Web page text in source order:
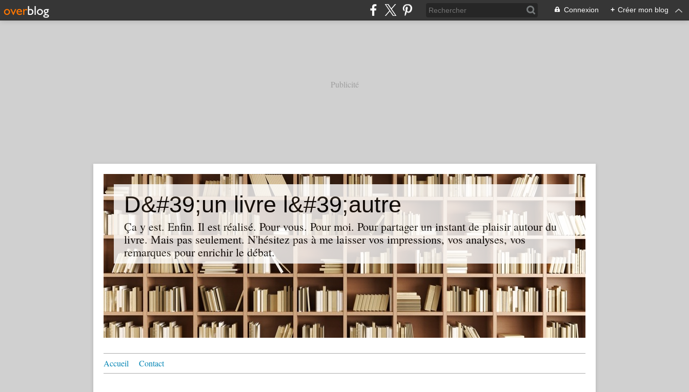
Connexion + Créer mon blog
Publicité
D&#39;un livre l&#39;autre
Ça y est. Enfin. Il est réalisé. Pour vous. Pour moi. Pour partager un instant de plaisir autour du
livre. Mais pas seulement. N'hésitez pas à me laisser vos impressions, vos analyses, vos
remarques pour enrichir le débat.
Accueil Contact